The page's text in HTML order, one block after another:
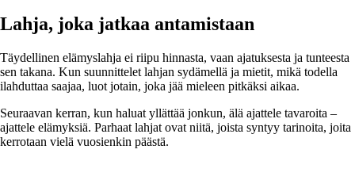
Lahja, joka jatkaa antamistaan
Täydellinen elämyslahja ei riipu hinnasta, vaan ajatuksesta ja tunteesta
sen takana. Kun suunnittelet lahjan sydämellä ja mietit, mikä todella
ilahduttaa saajaa, luot jotain, joka jää mieleen pitkäksi aikaa.
Seuraavan kerran, kun haluat yllättää jonkun, älä ajattele tavaroita –
ajattele elämyksiä. Parhaat lahjat ovat niitä, joista syntyy tarinoita, joita
kerrotaan vielä vuosienkin päästä.